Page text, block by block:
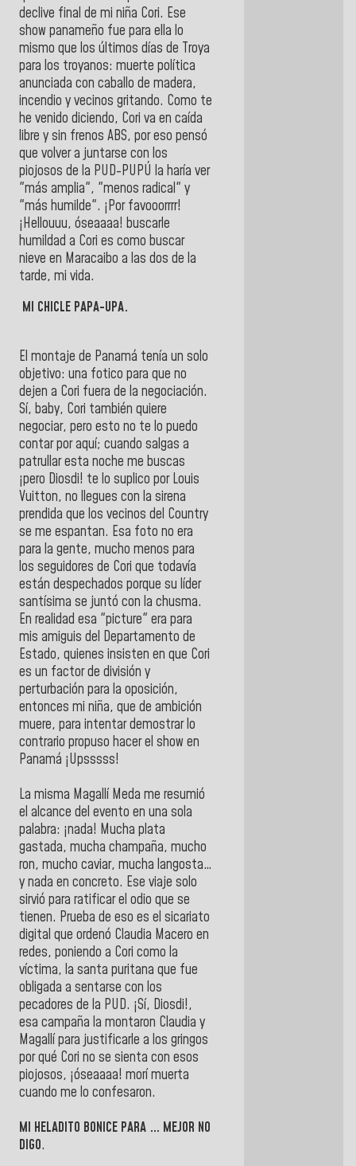
declive final de mi niña Cori. Ese
show panameño fue para ella lo
mismo que los últimos días de Troya
para los troyanos: muerte política
anunciada con caballo de madera,
incendio y vecinos gritando. Como te
he venido diciendo, Cori va en caída
libre y sin frenos ABS, por eso pensó
que volver a juntarse con los
piojosos de la PUD-PUPÚ la haría ver
"más amplia", "menos radical" y
"más humilde". ¡Por favooorrrr!
¡Hellouuu, óseaaaa! buscarle
humildad a Cori es como buscar
nieve en Maracaibo a las dos de la
tarde, mi vida.
MI CHICLE PAPA-UPA.
El montaje de Panamá tenía un solo
objetivo: una fotico para que no
dejen a Cori fuera de la negociación.
Sí, baby, Cori también quiere
negociar, pero esto no te lo puedo
contar por aquí; cuando salgas a
patrullar esta noche me buscas
¡pero Diosdi! te lo suplico por Louis
Vuitton, no llegues con la sirena
prendida que los vecinos del Country
se me espantan. Esa foto no era
para la gente, mucho menos para
los seguidores de Cori que todavía
están despechados porque su líder
santísima se juntó con la chusma.
En realidad esa "picture" era para
mis amiguis del Departamento de
Estado, quienes insisten en que Cori
es un factor de división y
perturbación para la oposición,
entonces mi niña, que de ambición
muere, para intentar demostrar lo
contrario propuso hacer el show en
Panamá ¡Upsssss!
La misma Magallí Meda me resumió
el alcance del evento en una sola
palabra: ¡nada! Mucha plata
gastada, mucha champaña, mucho
ron, mucho caviar, mucha langosta…
y nada en concreto. Ese viaje solo
sirvió para ratificar el odio que se
tienen. Prueba de eso es el sicariato
digital que ordenó Claudia Macero en
redes, poniendo a Cori como la
víctima, la santa puritana que fue
obligada a sentarse con los
pecadores de la PUD. ¡Sí, Diosdi!,
esa campaña la montaron Claudia y
Magallí para justificarle a los gringos
por qué Cori no se sienta con esos
piojosos, ¡óseaaaa! morí muerta
cuando me lo confesaron.
MI HELADITO BONICE PARA … MEJOR NO
DIGO.